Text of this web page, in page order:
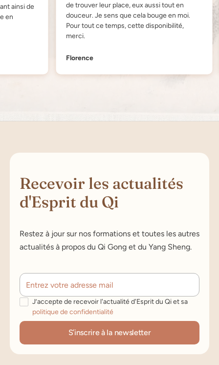
de
de trouver leur place, eux aussi tout en
douceur. Je sens que cela bouge en moi.
Pour tout ce temps, cette disponibilité,
Florence
Recevoir les actualités
d'Esprit du Qi
Restez à jour sur nos formations et toutes les autres
actualités à propos du Qi Gong et du Yang Sheng.
J’accepte de recevoir l'actualité d'Esprit du Qi et sa
politique de confidentialité